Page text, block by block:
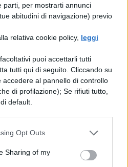
parti, per mostrarti annunci
abitudini di navigazione) previo
relativa cookie policy, leggi
puoi accettarli tutti
tutti qui di seguito. Cliccando su
accedere al pannello di controllo
di profilazione); Se rifiuti tutto,
default.
Opt Outs
Sharing of my
per i
di oltre seimila
rappresenta una svolta
ha costruito la propria
religioso. Il
a tempo
indeterminato
stabilità